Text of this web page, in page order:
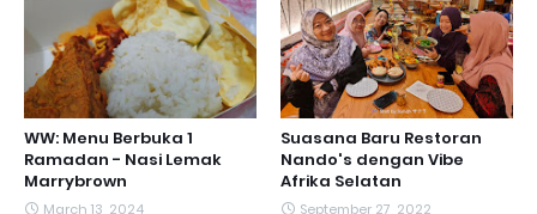
WW: Menu Berbuka 1
Ramadan - Nasi Lemak
Marrybrown
March 13, 2024
Suasana Baru Restoran
Nando's dengan Vibe
Afrika Selatan
September 27, 2022